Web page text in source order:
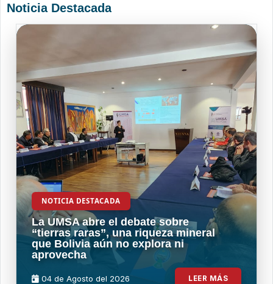
Noticia Destacada
NOTICIA DESTACADA
La UMSA abre el debate sobre
“tierras raras”, una riqueza mineral
que Bolivia aún no explora ni
aprovecha
04 de Agosto del 2026 LEER MÁS